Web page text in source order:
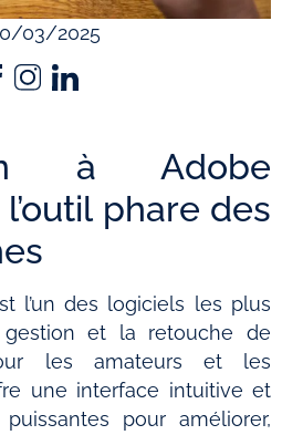
03/2025
à Adobe
phare des
l’un des logiciels les plus
et la retouche de
les amateurs et les
une interface intuitive et
pour améliorer,